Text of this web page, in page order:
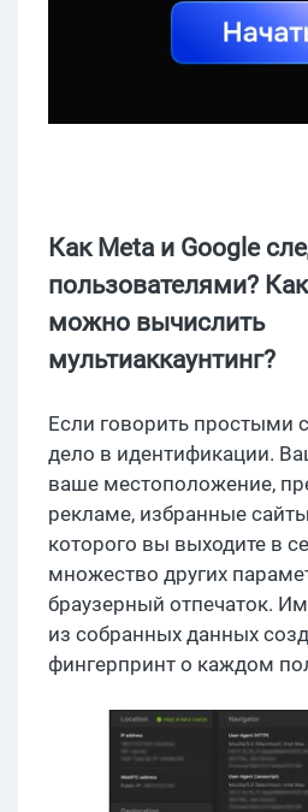
Как Meta и Google
пользователями?
можно вычислить
мультиаккаунтинг?
Если говорить простыми
дело в идентификации.
ваше местоположение,
рекламе, избранные
которого вы выходите в
множество других
браузерный отпечаток.
из собранных данных
фингерпринт о каждом